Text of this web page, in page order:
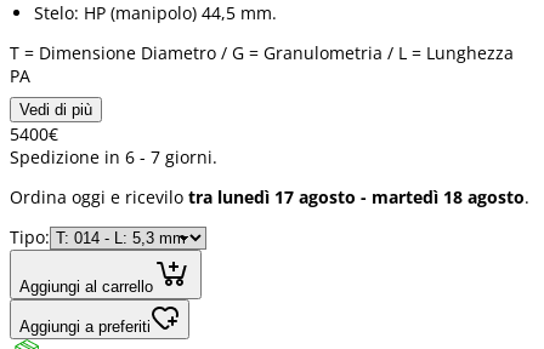
Stelo: HP (manipolo) 44,5 mm.
T = Dimensione Diametro / G = Granulometria / L = Lunghezza
PA
Vedi di più
5400€
Spedizione in 6 - 7 giorni.
Ordina oggi e ricevilo tra lunedì 17 agosto - martedì 18 agosto.
Tipo:
Aggiungi al carrello
Aggiungi a preferiti